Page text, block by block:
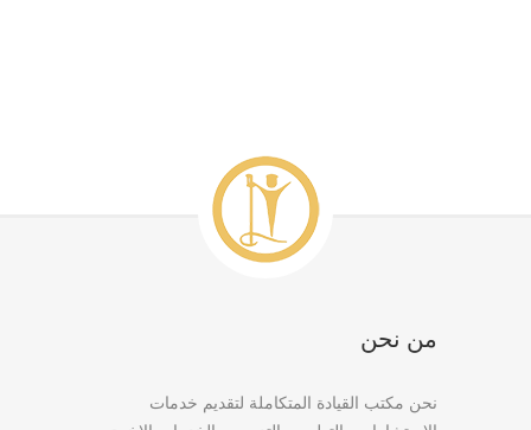
من نحن
نحن مكتب القيادة المتكاملة لتقديم خدمات